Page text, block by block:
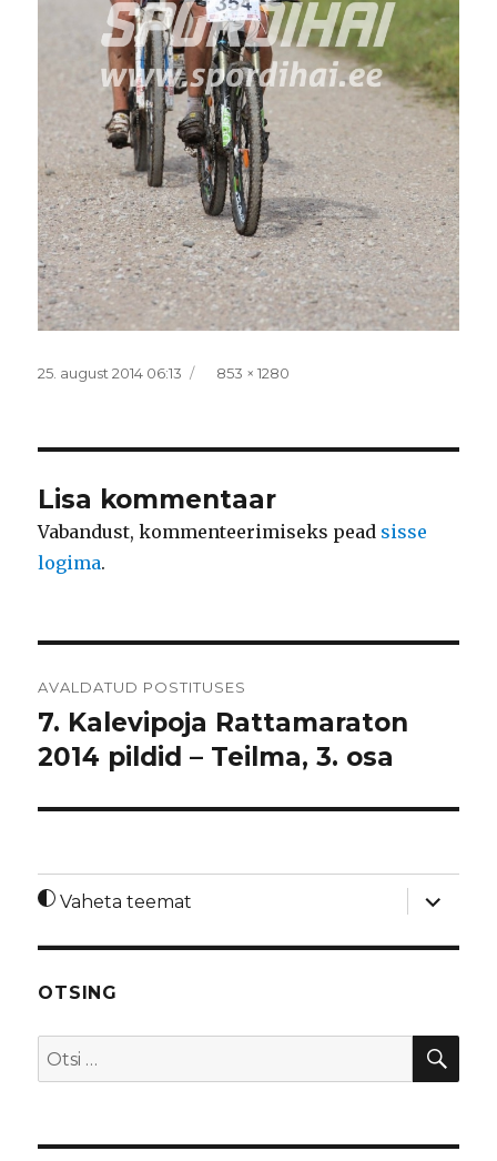
Postitatud
25. august 2014 06:13 Täissuurus
853 × 1280
Lisa kommentaar
Vabandust, kommenteerimiseks pead sisse
logima.
AVALDATUD POSTITUSES
7. Kalevipoja Rattamaraton
2014 pildid – Teilma, 3. osa
Vaheta teemat
laienda
OTSING
Otsi: